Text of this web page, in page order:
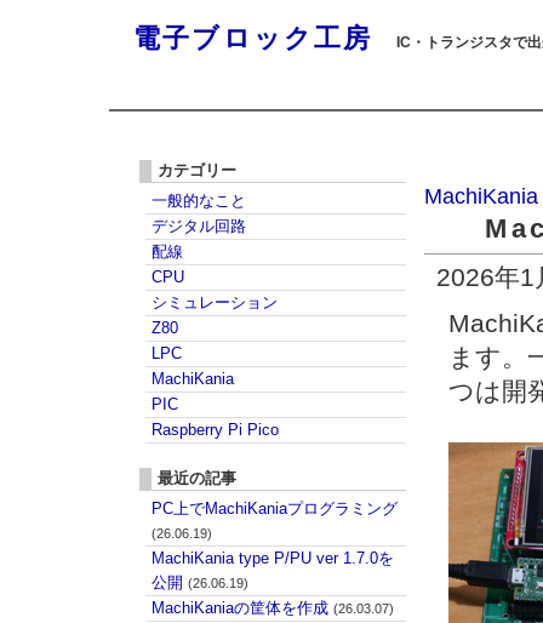
電子ブロック工房 IC・トランジスタで
MachiKania
2026年1
ます。
つは開
カテゴリー
一般的なこと
デジタル回路
配線
CPU
シミュレーション
Z80
LPC
MachiKania
PIC
Raspberry Pi Pico
最近の記事
PC上でMachiKaniaプログラミング
(26.06.19)
MachiKania type P/PU ver 1.7.0を
公開 (26.06.19)
MachiKaniaの筐体を作成 (26.03.07)